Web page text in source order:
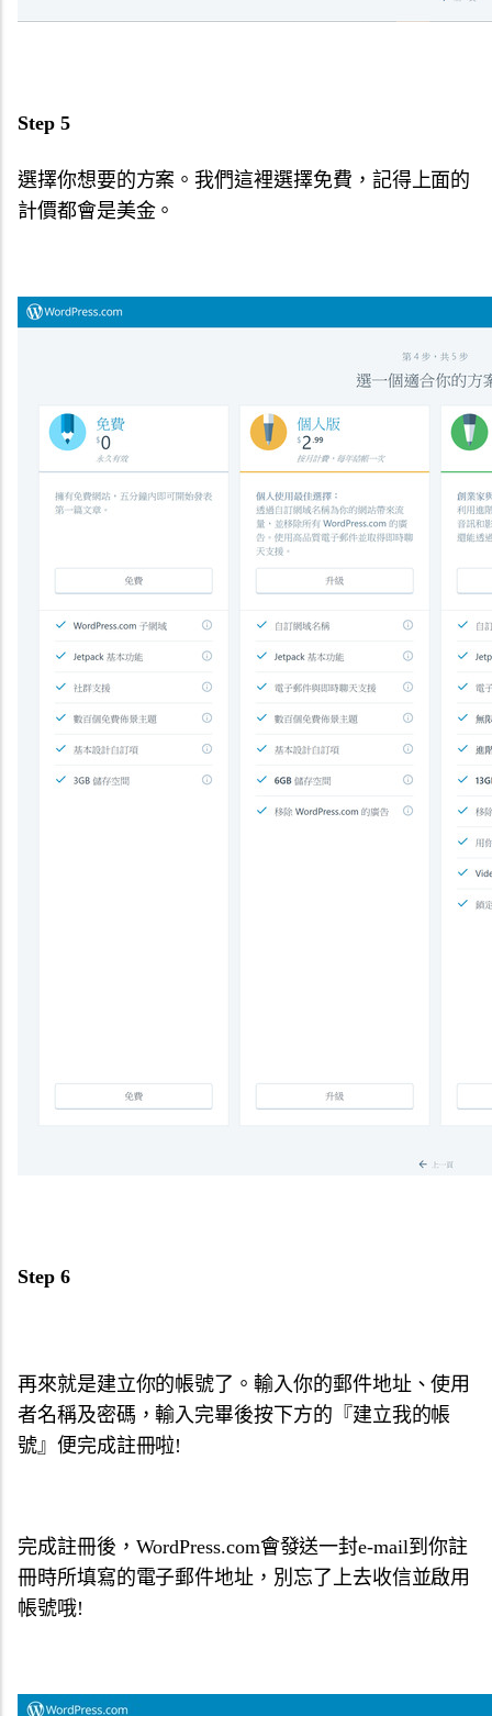
Step 5
選擇你想要的方案。我們這裡選擇免費，記得上面的
計價都會是美金。
Step 6
再來就是建立你的帳號了。輸入你的郵件地址、使用
者名稱及密碼，輸入完畢後按下方的『建立我的帳
號』便完成註冊啦!
完成註冊後，WordPress.com會發送一封e-mail到你註
冊時所填寫的電子郵件地址，別忘了上去收信並啟用
帳號哦!